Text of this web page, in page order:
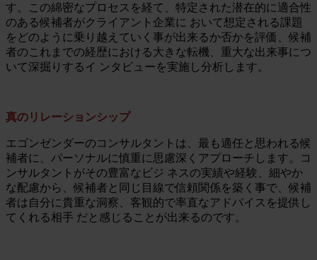
す。この綿密なプロセスを経て、特定された潜在的に適合性
のある候補者がクライアント企業に おいて想定される課題
をどのように乗り越えていく事が出来るか否かを評価、候補
者のこれまでの経歴における大きな転機、重大な出来事につ
いて深掘りするイ ンタビューを実施し分析します。
真のリレーションシップ
エゴンゼンダーのコンサルタントは、最も適任と思われる候
補者に、パーソナルに慎重に思慮深くアプローチします。コ
ンサルタントがその豊富なビジ ネスの実績や経験、細やか
な配慮から、候補者と同じ目線で信頼関係を築く事で、候補
者は自分に貴重な洞察、客観的で率直なアドバイスを提供し
てくれる相手 だと感じることが出来るのです。